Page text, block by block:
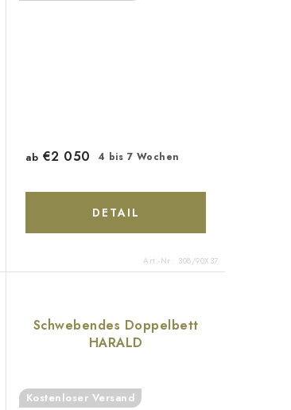
4 bis 7 Wochen
ab €2 050
DETAIL
Art.-Nr.: 308/90X37
Schwebendes Doppelbett
HARALD
Kostenloser Versand